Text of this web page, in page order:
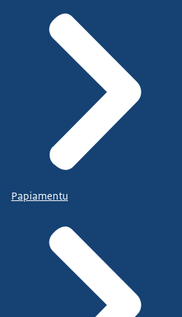
Papiamentu